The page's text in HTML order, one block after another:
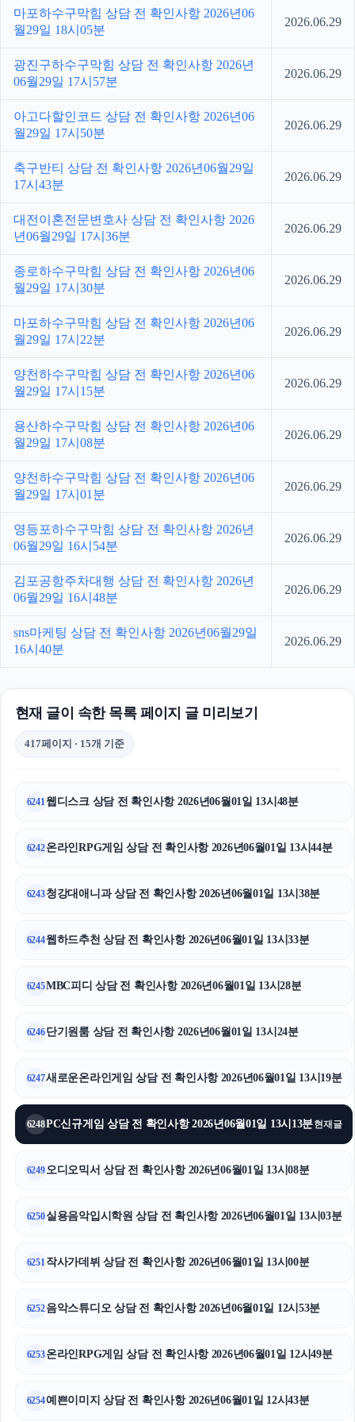
마포하수구막힘 상담 전 확인사항 2026년06
월29일 18시05분
2026.06.29
광진구하수구막힘 상담 전 확인사항 2026년
06월29일 17시57분
2026.06.29
아고다할인코드 상담 전 확인사항 2026년06
월29일 17시50분
2026.06.29
축구반티 상담 전 확인사항 2026년06월29일
17시43분
2026.06.29
대전이혼전문변호사 상담 전 확인사항 2026
년06월29일 17시36분
2026.06.29
종로하수구막힘 상담 전 확인사항 2026년06
월29일 17시30분
2026.06.29
마포하수구막힘 상담 전 확인사항 2026년06
월29일 17시22분
2026.06.29
양천하수구막힘 상담 전 확인사항 2026년06
월29일 17시15분
2026.06.29
용산하수구막힘 상담 전 확인사항 2026년06
월29일 17시08분
2026.06.29
양천하수구막힘 상담 전 확인사항 2026년06
월29일 17시01분
2026.06.29
영등포하수구막힘 상담 전 확인사항 2026년
06월29일 16시54분
2026.06.29
김포공항주차대행 상담 전 확인사항 2026년
06월29일 16시48분
2026.06.29
sns마케팅 상담 전 확인사항 2026년06월29일
16시40분
2026.06.29
현재 글이 속한 목록 페이지 글 미리보기
417페이지 · 15개 기준
6241 웹디스크 상담 전 확인사항 2026년06월01일 13시48분
6242온라인RPG게임 상담 전 확인사항 2026년06월01일 13시44분
6243청강대애니과 상담 전 확인사항 2026년06월01일 13시38분
6244웹하드추천 상담 전 확인사항 2026년06월01일 13시33분
6245MBC피디 상담 전 확인사항 2026년06월01일 13시28분
6246단기원룸 상담 전 확인사항 2026년06월01일 13시24분
6247새로운온라인게임 상담 전 확인사항 2026년06월01일 13시19분
6248PC신규게임 상담 전 확인사항 2026년06월01일 13시13분현재글
6249오디오믹서 상담 전 확인사항 2026년06월01일 13시08분
6250실용음악입시학원 상담 전 확인사항 2026년06월01일 13시03분
6251 작사가데뷔 상담 전 확인사항 2026년06월01일 13시00분
6252음악스튜디오 상담 전 확인사항 2026년06월01일 12시53분
6253온라인RPG게임 상담 전 확인사항 2026년06월01일 12시49분
6254예쁜이미지 상담 전 확인사항 2026년06월01일 12시43분